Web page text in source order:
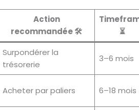
Action
recommandée 🛠️
⏳
Surpondérer la
trésorerie
3–6 mois
Acheter par paliers 6–18 mois